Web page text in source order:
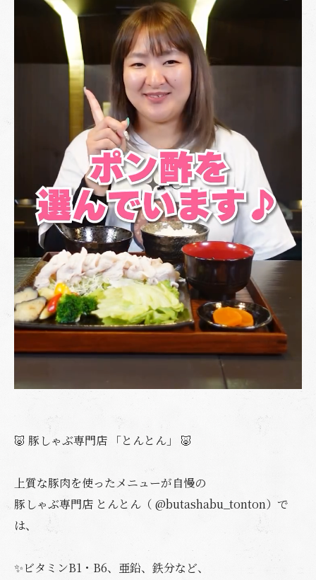
🐷 豚しゃぶ専門店 「とんとん」 🐷
上質な豚肉を使ったメニューが自慢の
豚しゃぶ専門店 とんとん（ @butashabu_tonton）で
は、
✨ビタミンB1・B6、亜鉛、鉄分など、